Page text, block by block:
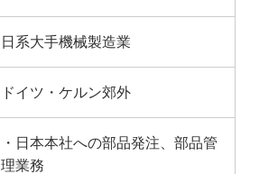
日系大手機械製造業
ドイツ・ケルン郊外
・日本本社への部品発注、部品管
理業務